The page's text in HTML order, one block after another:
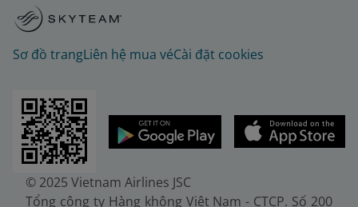
Sơ đồ trangLiên hệ mua véCài đặt cookies
© 2025 Vietnam Airlines JSC
Tổng công ty Hàng không Việt Nam - CTCP. Số 200